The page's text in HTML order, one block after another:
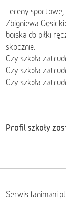
Tereny sportowe,
Zbigniewa
boiska do piłki
skocznie.
Czy szkoła
Czy szkoła
Czy szkoła
Profil szkoły
Serwis